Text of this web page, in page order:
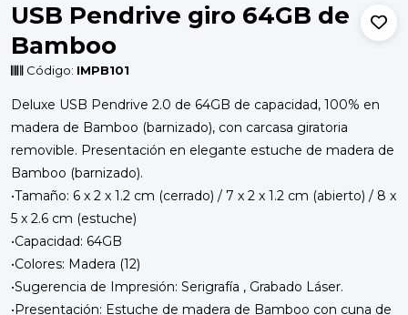
USB Pendrive giro 64GB de
Bamboo
Código: IMPB101
Deluxe USB Pendrive 2.0 de 64GB de capacidad, 100% en
madera de Bamboo (barnizado), con carcasa giratoria
removible. Presentación en elegante estuche de madera de
Bamboo (barnizado).
•Tamaño: 6 x 2 x 1.2 cm (cerrado) / 7 x 2 x 1.2 cm (abierto) / 8 x
5 x 2.6 cm (estuche)
•Capacidad: 64GB
•Colores: Madera (12)
•Sugerencia de Impresión: Serigrafía , Grabado Láser.
•Presentación: Estuche de madera de Bamboo con cuna de